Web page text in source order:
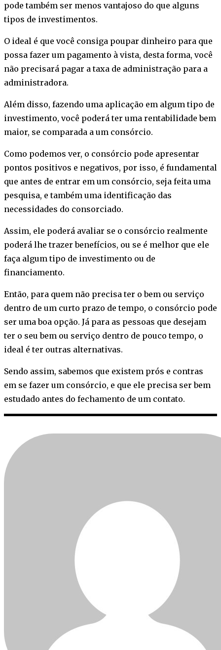
be part of the conversation.
I've read and accept the
[td_block_social_counter style=”style7 td-social-boxed”
manual_count_instagram=”32111″ instagram=”#” twitch=”#”
manual_count_twitch=”11243″ tiktok=”#”
f_network_font_family=”tt-primary-font_global”
primary-font_global”
pode também ser menos vantajoso do que alguns
tipos de investimentos.
O ideal é que você consiga poupar dinheiro para que
possa fazer um pagamento à vista, desta forma, você
não precisará pagar a taxa de administração para a
administradora.
Além disso, fazendo uma aplicação em algum tipo de
investimento, você poderá ter uma rentabilidade bem
maior, se comparada a um consórcio.
Como podemos ver, o consórcio pode apresentar
pontos positivos e negativos, por isso, é fundamental
que antes de entrar em um consórcio, seja feita uma
pesquisa, e também uma identificação das
necessidades do consorciado.
Assim, ele poderá avaliar se o consórcio realmente
poderá lhe trazer benefícios, ou se é melhor que ele
faça algum tipo de investimento ou de
financiamento.
Então, para quem não precisa ter o bem ou serviço
dentro de um curto prazo de tempo, o consórcio pode
ser uma boa opção. Já para as pessoas que desejam
ter o seu bem ou serviço dentro de pouco tempo, o
ideal é ter outras alternativas.
Sendo assim, sabemos que existem prós e contras
em se fazer um consórcio, e que ele precisa ser bem
estudado antes do fechamento de um contato.